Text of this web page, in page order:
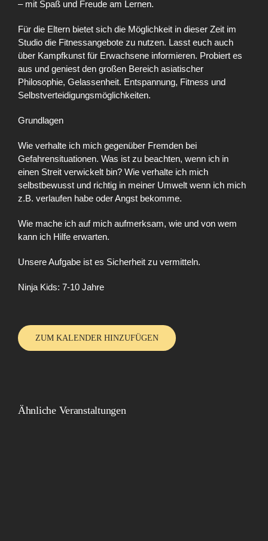
– mit Spaß und Freude am Lernen.
Für die Eltern bietet sich die Möglichkeit in dieser Zeit im
Studio die Fitnessangebote zu nutzen. Lasst euch auch
über Kampfkunst für Erwachsene informieren. Probiert es
aus und geniest den großen Bereich asiatischer
Philosophie, Gelassenheit. Entspannung, Fitness und
Selbstverteidigungsmöglichkeiten.
Grundlagen
Wie verhalte ich mich gegenüber Fremden bei
Gefahrensituationen. Was ist zu beachten, wenn ich in
einen Streit verwickelt bin? Wie verhalte ich mich
selbstbewusst und richtig in meiner Umwelt wenn ich mich
z.B. verlaufen habe oder Angst bekomme.
Wie mache ich auf mich aufmerksam, wie und von wem
kann ich Hilfe erwarten.
Unsere Aufgabe ist es Sicherheit zu vermitteln.
Ninja Kids: 7-10 Jahre
ZUM KALENDER HINZUFÜGEN
Ähnliche Veranstaltungen